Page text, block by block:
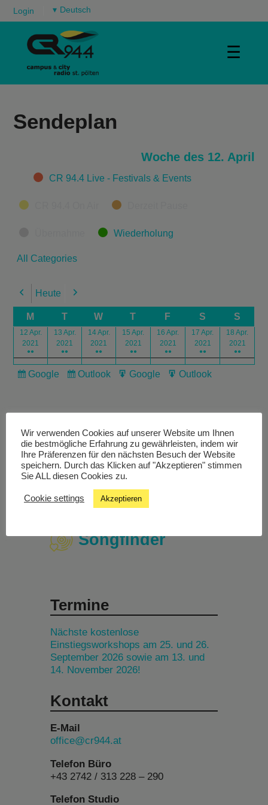
Login ▾
☰
Sendeplan
Woche des 12. April
CategoriesCR 94.4 Live - Festivals & Events
Wiederholung
All Categories
Previous
Heute Next
M T W T F S S
12 Apr.
2021
●●
13 Apr.
2021
●●
14 Apr.
2021
●●
15 Apr.
2021
●●
16 Apr.
2021
●●
17 Apr.
2021
●●
18 Apr.
2021
●●
Subscribe
Google
Subscribe
Outlook
Export
Google
Export
Outlook
Livestream
Studiochat
Songfinder
Termine
Nächste kostenlose
Einstiegsworkshops am 25. und 26.
September 2026 sowie am 13. und
14. November 2026!
Kontakt
E-Mail
office@cr944.at
Telefon Büro
+43 2742 / 313 228 – 290
Telefon Studio
Wir verwenden Cookies auf unserer Website um Ihnen
die bestmögliche Erfahrung zu gewährleisten, indem wir
Ihre Präferenzen für den nächsten Besuch der Website
speichern. Durch das Klicken auf "Akzeptieren" stimmen
Sie ALL diesen Cookies zu.
Cookie settings Akzeptieren